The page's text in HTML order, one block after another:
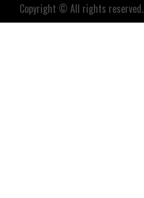
Copyright © All rights reserved.